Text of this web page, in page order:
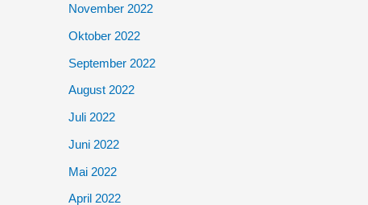
November 2022
Oktober 2022
September 2022
August 2022
Juli 2022
Juni 2022
Mai 2022
April 2022